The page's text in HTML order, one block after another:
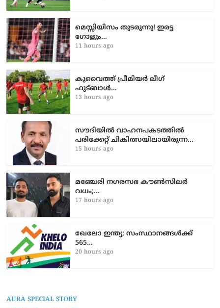
മെസ്സിയിസം തുടരുന്നു! ഇരട്ട
ഗോളും…
11 hours ago
കുവൈത്ത് പ്രീമിയർ ലീഗ്
ഫുട്ബാൾ…
13 hours ago
സൗദിയിൽ വാഹനപകടത്തില്‍
പരിക്കേറ്റ് ചികിത്സയിലായിരുന്ന…
15 hours ago
മഞ്ചേരി നഗരസഭ കൗൺസിലർ
വധം;…
17 hours ago
ഖേലോ ഇന്ത്യ; സംസ്ഥാനങ്ങൾക്ക്
565…
20 hours ago
AURA SPECIAL STORY